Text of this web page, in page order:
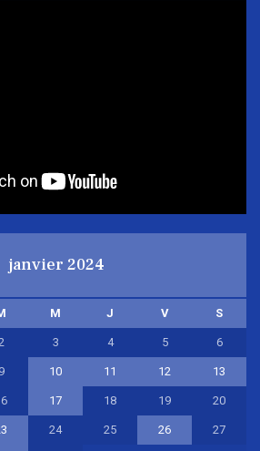
janvier 2024
M J V S
3 4 5 6
9 10 11 12 13
17 18 19 20
24 25 26 27